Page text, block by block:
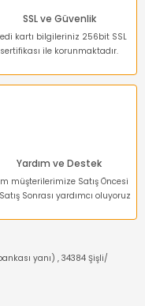
SSL ve Güvenlik
kartı bilgileriniz 256bit SSL
sertifikası ile korunmaktadır.
Yardım ve Destek
müşterilerimize Satış Öncesi
Sonrası yardımcı oluyoruz
yanı) , 34384 Şişli/